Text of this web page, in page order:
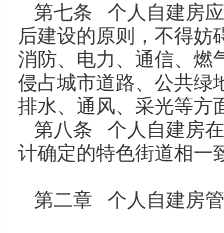
第七条 个人自建房
后建设的原则，不得妨
消防、电力、通信、燃
侵占城市道路、公共绿
排水、通风、采光等方
第八条 个人自建房
计确定的特色街道相一
第二章 个人自建房